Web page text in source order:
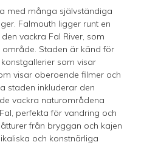
med många självständiga
Falmouth ligger runt en
vackra Fal River, som
Staden är känd för
som visar
visar oberoende filmer och
staden inkluderar den
vackra naturområdena
perfekta för vandring och
från bryggan och kajen
och konstnärliga